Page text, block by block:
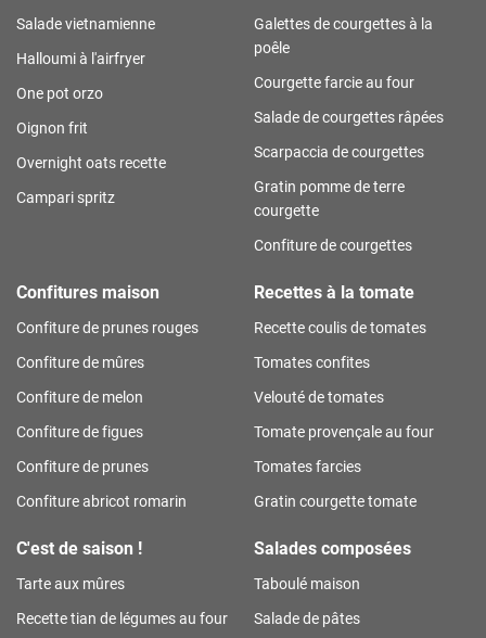
Salade vietnamienne
Halloumi à l'airfryer
One pot orzo
Oignon frit
Overnight oats recette
Campari spritz
Galettes de courgettes à la
poêle
Courgette farcie au four
Salade de courgettes râpées
Scarpaccia de courgettes
Gratin pomme de terre
courgette
Confiture de courgettes
Confitures maison
Confiture de prunes rouges
Confiture de mûres
Confiture de melon
Confiture de figues
Confiture de prunes
Confiture abricot romarin
Recettes à la tomate
Recette coulis de tomates
Tomates confites
Velouté de tomates
Tomate provençale au four
Tomates farcies
Gratin courgette tomate
C'est de saison !
Tarte aux mûres
Recette tian de légumes au four
Salades composées
Taboulé maison
Salade de pâtes